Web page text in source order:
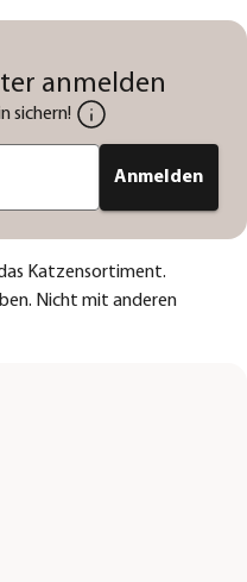
anmelden
sichern!
Anmelden
Katzensortiment.
Nicht mit anderen